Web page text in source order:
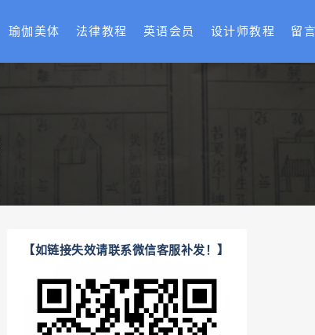
瑜伽美体 法律教程 英语会员 设计师教程 留
【如链接失效请联系微信客服补发！】